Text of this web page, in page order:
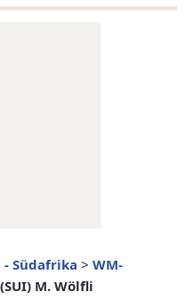
- Südafrika > WM-
(SUI) M. Wölfli